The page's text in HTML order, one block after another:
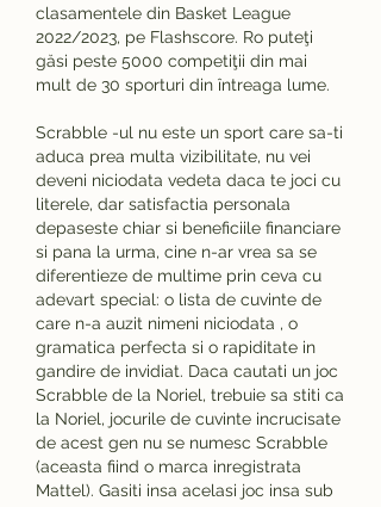
clasamentele din Basket League
2022/2023, pe Flashscore. Ro puteţi
găsi peste 5000 competiţii din mai
mult de 30 sporturi din întreaga lume.
Scrabble -ul nu este un sport care sa-ti
aduca prea multa vizibilitate, nu vei
deveni niciodata vedeta daca te joci cu
literele, dar satisfactia personala
depaseste chiar si beneficiile financiare
si pana la urma, cine n-ar vrea sa se
diferentieze de multime prin ceva cu
adevart special: o lista de cuvinte de
care n-a auzit nimeni niciodata , o
gramatica perfecta si o rapiditate in
gandire de invidiat. Daca cautati un joc
Scrabble de la Noriel, trebuie sa stiti ca
la Noriel, jocurile de cuvinte incrucisate
de acest gen nu se numesc Scrabble
(aceasta fiind o marca inregistrata
Mattel). Gasiti insa acelasi joc insa sub